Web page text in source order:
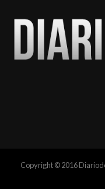
Copyright © 2016